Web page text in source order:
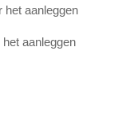
het aanleggen
aanleggen